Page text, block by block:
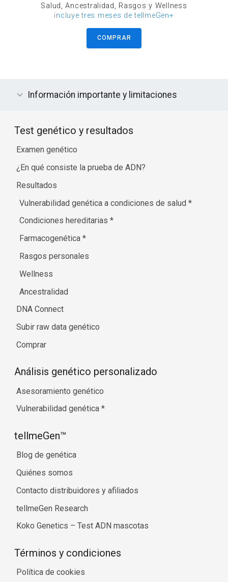
Salud, Ancestralidad, Rasgos y Wellness
incluye tres meses de tellmeGen+
COMPRAR
Información importante y limitaciones
Test genético y resultados
Examen genético
¿En qué consiste la prueba de ADN?
Resultados
Vulnerabilidad genética a condiciones de salud*
Condiciones hereditarias*
Farmacogenética*
Rasgos personales
Wellness
Ancestralidad
DNA Connect
Subir raw data genético
Comprar
Análisis genético personalizado
Asesoramiento genético
Vulnerabilidad genética *
tellmeGen™
Blog de genética
Quiénes somos
Contacto distribuidores y afiliados
tellmeGen Research
Koko Genetics – Test ADN mascotas
Términos y condiciones
Política de cookies